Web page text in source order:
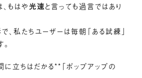
もはや光速と言っても過言ではあり
、私たちユーザーは毎朝「ある試練」
に立ちはだかる**「ポップアップの